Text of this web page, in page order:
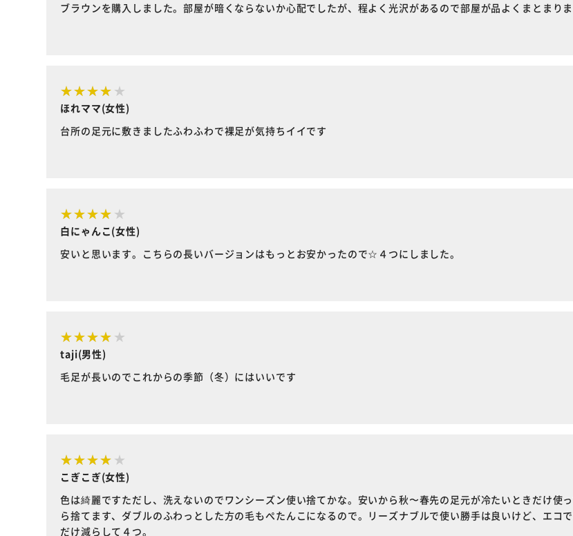
ブラウンを購入しました。部屋が暗くならないか心配でしたが、程よく光沢があるので部屋が品よくまとまりま
ほれママ(女性)
台所の足元に敷きましたふわふわで裸足が気持ちイイです
白にゃんこ(女性)
安いと思います。こちらの長いバージョンはもっとお安かったので☆４つにしました。
taji(男性)
毛足が長いのでこれからの季節（冬）にはいいです
こぎこぎ(女性)
色は綺麗ですただし、洗えないのでワンシーズン使い捨てかな。安いから秋〜春先の足元が冷たいときだけ使
ら捨てます、ダブルのふわっとした方の毛もぺたんこになるので。リーズナブルで使い勝手は良いけど、エコ
だけ減らして４つ。